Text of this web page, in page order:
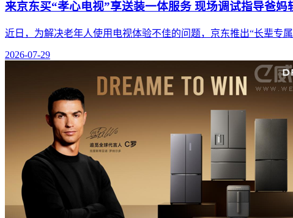
来京东买“孝心电视”享送装一体服务 现场调试指导爸妈
近日，为解决老年人使用电视体验不佳的问题，京东推出“长辈专
2026-07-29